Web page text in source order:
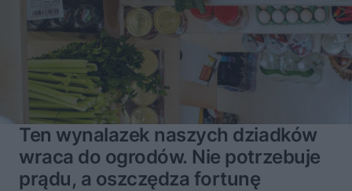
Ten wynalazek naszych dziadków
wraca do ogrodów. Nie potrzebuje
prądu, a oszczędza fortunę